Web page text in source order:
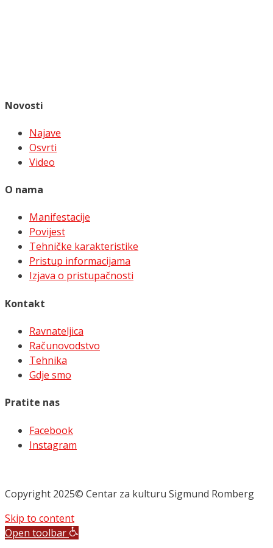
Novosti
Najave
Osvrti
Video
O nama
Manifestacije
Povijest
Tehničke karakteristike
Pristup informacijama
Izjava o pristupačnosti
Kontakt
Ravnateljica
Računovodstvo
Tehnika
Gdje smo
Pratite nas
Facebook
Instagram
Copyright 2025© Centar za kulturu Sigmund Romberg
Skip to content
Open toolbar